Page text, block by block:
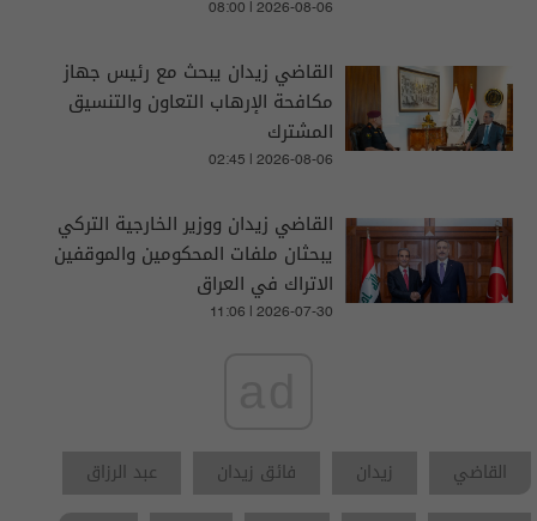
08:00 | 2026-08-06
القاضي زيدان يبحث مع رئيس جهاز
مكافحة الإرهاب التعاون والتنسيق
المشترك
02:45 | 2026-08-06
القاضي زيدان ووزير الخارجية التركي
يبحثان ملفات المحكومين والموقفين
الاتراك في العراق
11:06 | 2026-07-30
القاضي زيدان فائق زيدان
عبد الرزاق